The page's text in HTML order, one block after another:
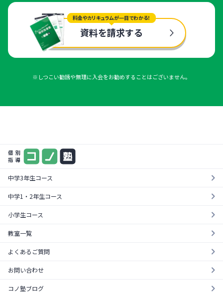
料金やカリキュラムが一目でわかる！
資料を請求する
※しつこい勧誘や無理に入会をお勧めすることはございません。
まずは気軽に一度お試し
¥0
中学3年生コース
中学1・2年生コース
小学生コース
教室一覧
よくあるご質問
お問い合わせ
コノ塾ブログ